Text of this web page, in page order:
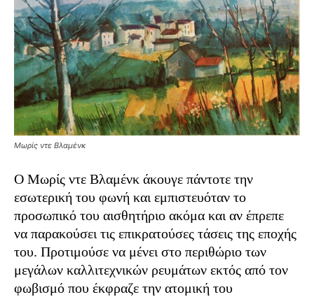
Μωρίς ντε Βλαμένκ
Ο Μωρίς ντε Βλαμένκ άκουγε πάντοτε την
εσωτερική του φωνή και εμπιστευόταν το
προσωπικό του αισθητήριο ακόμα και αν έπρεπε
να παρακούσει τις επικρατούσες τάσεις της εποχής
του. Προτιμούσε να μένει στο περιθώριο των
μεγάλων καλλιτεχνικών ρευμάτων εκτός από τον
φωβισμό που έκφραζε την ατομική του